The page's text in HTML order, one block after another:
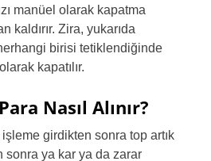
manüel olarak kapatma
kaldırır. Zira, yukarıda
birisi tetiklendiğinde
kapatılır.
Nasıl Alınır?
girdikten sonra top artık
sonra ya kar ya da zarar